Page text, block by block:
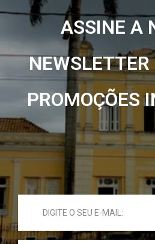
ASSINE A
NEWSLETTER
PROMOÇÕES